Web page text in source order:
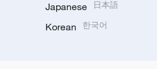
Japanese 日本語
Korean 한국어